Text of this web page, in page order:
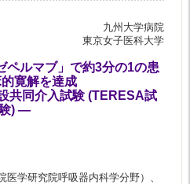
九州大学病院
東京女子医科大学
ペルマブ」で約3分の1の患
寛解を達成
共同介入試験 (TERESA試
) ―
学研究院呼吸器内科学分野）、